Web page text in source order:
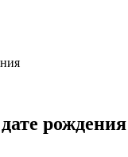
рождения